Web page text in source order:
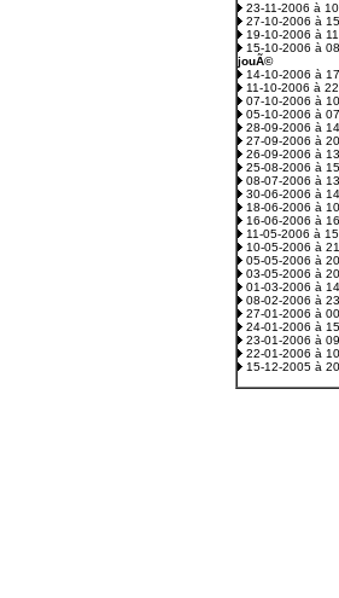
23-11-2006 à
27-10-2006 à
19-10-2006 à
15-10-2006 à
jouÃ©
14-10-2006 à
11-10-2006 à
07-10-2006 à
05-10-2006 à
28-09-2006 à
27-09-2006 à
26-09-2006 à
25-08-2006 à
08-07-2006 à
30-06-2006 à
18-06-2006 à
16-06-2006 à
11-05-2006 à
10-05-2006 à
05-05-2006 à
03-05-2006 à
01-03-2006 à
08-02-2006 à
27-01-2006 à
24-01-2006 à
23-01-2006 à
22-01-2006 à
15-12-2005 à